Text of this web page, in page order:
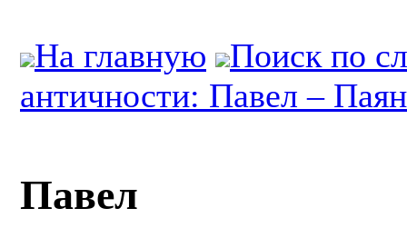
На главную
Поиск по
античности: Павел –
Павел